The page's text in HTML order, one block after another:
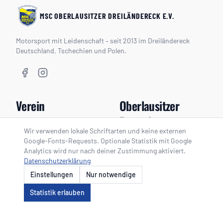
MSC OBERLAUSITZER DREILÄNDERECK E.V.
Motorsport mit Leidenschaft – seit 2013 im Dreiländereck
Deutschland, Tschechien und Polen.
Verein
Vorstand
Geschichte
Mitglied werden
Oberlausitzer
Dreieck
Oberlausitzer Dreieck
Zeitplan
Kalender
Neuigkeiten
Wir verwenden lokale Schriftarten und keine externen
Google-Fonts-Requests. Optionale Statistik mit Google
Analytics wird nur nach deiner Zustimmung aktiviert.
Datenschutzerklärung
Einstellungen
Nur notwendige
Statistik erlauben